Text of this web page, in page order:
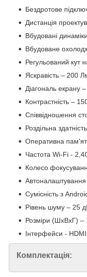
Бездротове
Дистанція
Вбудовані
Вбудоване
Регульований кут
Яскравість – 200
Діагональ екрану
Контрастність –
Співвідношення
Роздільна
Оперативна
Частота Wi-Fi -
Колесо
Автоналаштування
Сумісність з
Рівень шуму – 25
Розміри (ШхВхГ)
Інтерфейси -
Комплектація: